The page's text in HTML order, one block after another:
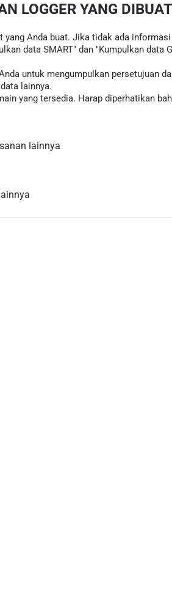
LOGGER YANG
Anda buat. Jika tidak ada
data SMART" dan "Kumpulkan
untuk mengumpulkan persetujuan
lainnya.
yang tersedia. Harap diperhatikan
lainnya